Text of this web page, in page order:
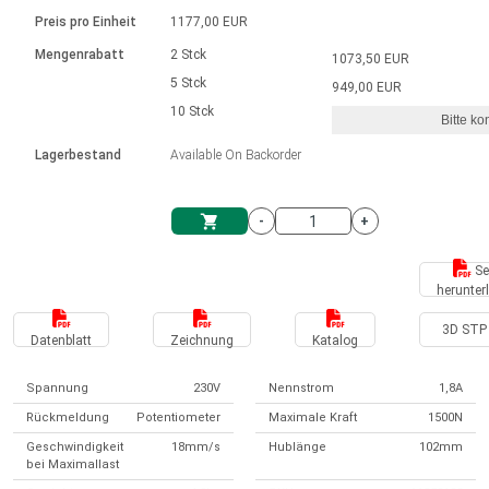
Einheitssystem
Hubmagnete
230 - 50 Hz | 110 - 60 Hz
Drehzahlregelung für die AIS-Serie
Bürstenlose Gleichstrommotoren
mit Planetengetriebe und internem
Ø 28-42| 1-1400 rpm | <= 290Ncm
Bürstenlose DC Motor Controller
Gleichstrommotoren mit
Schneckengetriebe und Bürsten
Ø43-124mm | 31-425rpm | ≤ 41Nm
Treiber für Gleichstrommotoren mit
Synchron-Asynchron | für 1-4 Elektrozylinder
Synchron-Asynchron | für 1-4 Elektrozylinder
Français (EUR)
Norsk (NOK)
Suomi (EUR)
Svenska (SEK)
Preis pro Einheit
Mengenrabatt
Lagerbestand
1177,00 EUR
2 Stck
5 Stck
10 Stck
Available On Backorder
1073,50 EUR
949,00 EUR
Bitte
- +
Datenblatt Zeichnung Katalog
3D STP
Spannung 230V Nennstrom 1,8A
Rückmeldung Potentiometer Maximale Kraft 1500N
Geschwindigkeit
bei Maximallast
18mm/s Hublänge 102mm